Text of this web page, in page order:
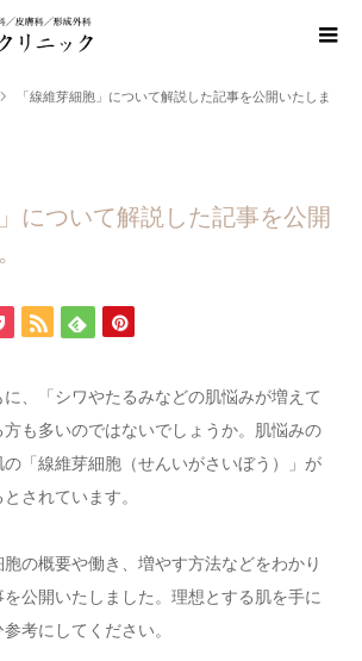
「線維芽細胞」について解説した記事を公開いたしま
について解説した記事を公開
、「シワやたるみなどの肌悩みが増えて
も多いのではないでしょうか。肌悩みの
「線維芽細胞（せんいがさいぼう）」が
されています。
の概要や働き、増やす方法などをわかり
公開いたしました。理想とする肌を手に
考にしてください。